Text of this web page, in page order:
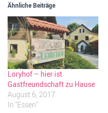
Ähnliche Beiträge
Loryhof – hier ist
Gastfreundschaft zu Hause
August 6, 2017
In "Essen"